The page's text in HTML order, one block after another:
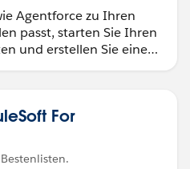
Agentforce zu Ihren
passt, starten Sie Ihren
und erstellen Sie eine
For